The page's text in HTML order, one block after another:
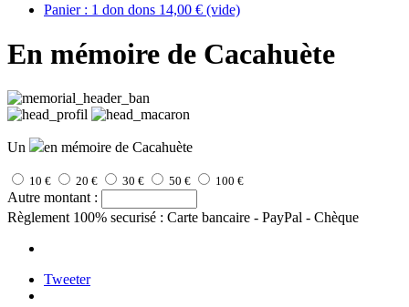
Panier : 1 don dons 14,00 € (vide)
En mémoire de Cacahuète
Un en mémoire de Cacahuète
10 € 20 € 30 € 50 € 100 €
Autre montant :
Règlement 100% securisé : Carte bancaire - PayPal - Chèque
Tweeter